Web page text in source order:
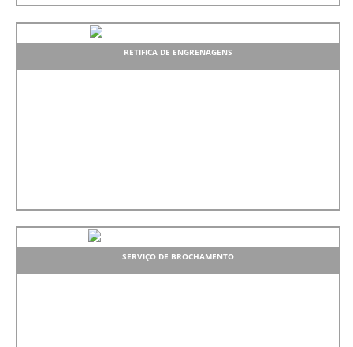
RETIFICA DE ENGRENAGENS
SERVIÇO DE BROCHAMENTO